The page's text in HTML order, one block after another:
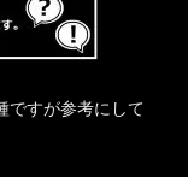
ですが参考にして